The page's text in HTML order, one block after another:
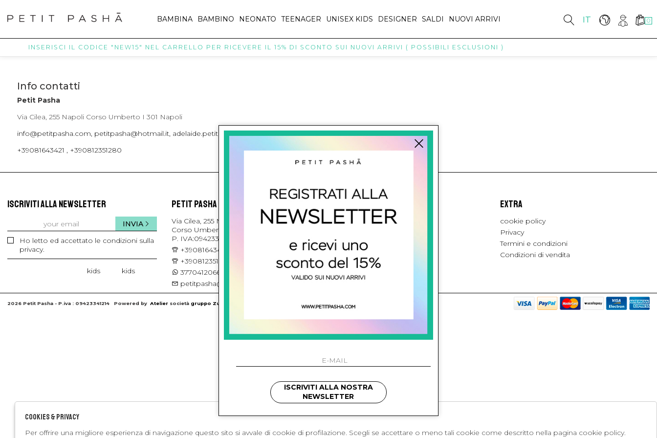
IT 0
BAMBINA BAMBINO NEONATO TEENAGER UNISEX KIDS DESIGNER SALDI NUOVI ARRIVI
INSERISCI IL CODICE "NEW15" NEL CARRELLO PER RICEVERE IL 15% DI SCONTO SUI NUOVI ARRIVI ( POSSIBILI ESCLUSIONI )
Info contatti
Petit Pasha
Via Cilea, 255 Napoli Corso Umberto I 301 Napoli
info@petitpasha.com, petitpasha@hotmail.it, adelaide.petitpasha@hotmail.com
+39081643421 , +390812351280
ISCRIVITI ALLA NEWSLETTER
Ho letto ed accettato le condizioni sulla
privacy.
INVIA
kids kids
PETIT PASHA
Via Cilea, 255 Napoli
Corso Umberto I 301 Napoli - Italia
P. IVA:09423341214
+39081643421
+390812351280
3770412066 , 3397314295
petitpasha@hotmail.it
L'azienda
Contatti
Pagamenti
Spedizione
EXTRA
cookie policy
Privacy
Termini e condizioni
Condizioni di vendita
2026 Petit Pasha - P.iva : 09423341214 Powered by Atelier società gruppo Zucchetti
ISCRIVITI ALLA NOSTRA
NEWSLETTER
Cookies & Privacy
Per offrire una migliore esperienza di navigazione questo sito si avvale di cookie di profilazione. Scegli se accettare o meno tali cookie come descritto nella pagina cookie policy.